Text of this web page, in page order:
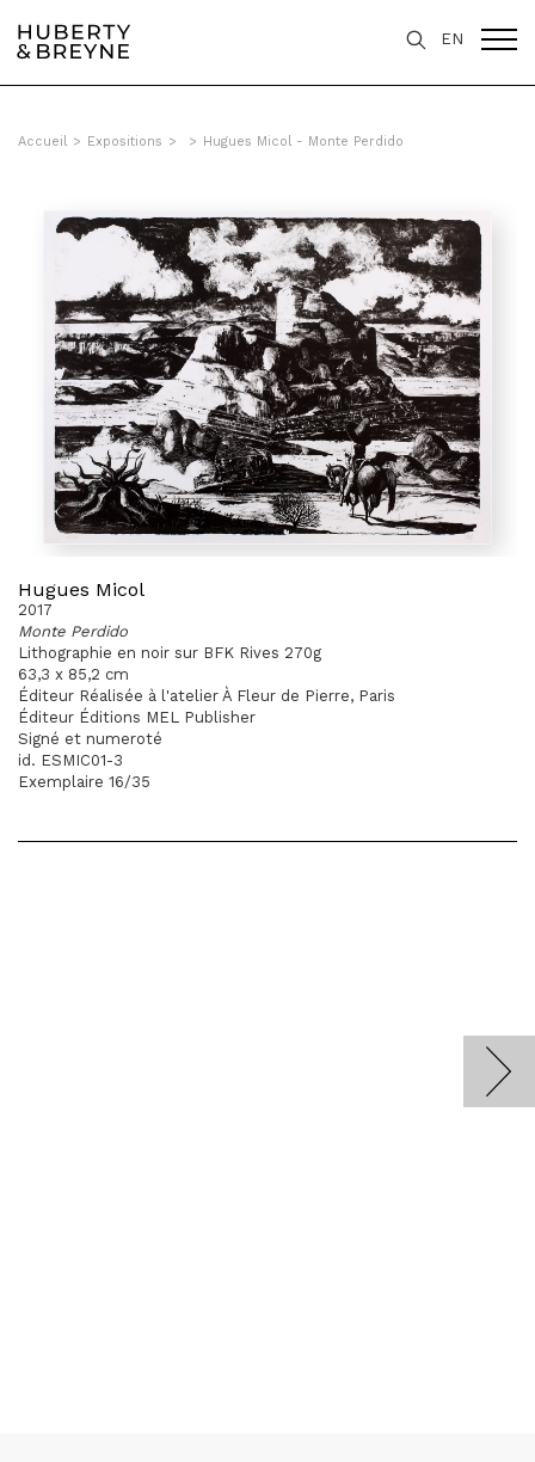
EN
Accueil > Expositions > > Hugues Micol - Monte Perdido
Hugues Micol
2017
Monte Perdido
Lithographie en noir sur BFK Rives 270g
63,3 x 85,2 cm
Éditeur Réalisée à l'atelier À Fleur de Pierre, Paris
Éditeur Éditions MEL Publisher
Signé et numeroté
id. ESMIC01-3
Exemplaire 16/35